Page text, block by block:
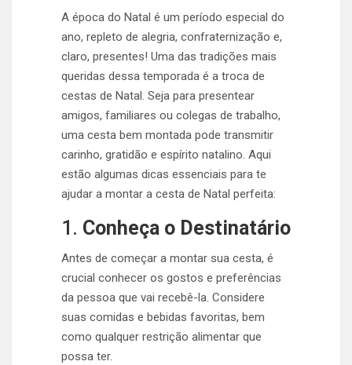
A época do Natal é um período especial do
ano, repleto de alegria, confraternização e,
claro, presentes! Uma das tradições mais
queridas dessa temporada é a troca de
cestas de Natal. Seja para presentear
amigos, familiares ou colegas de trabalho,
uma cesta bem montada pode transmitir
carinho, gratidão e espírito natalino. Aqui
estão algumas dicas essenciais para te
ajudar a montar a cesta de Natal perfeita:
1. Conheça o Destinatário
Antes de começar a montar sua cesta, é
crucial conhecer os gostos e preferências
da pessoa que vai recebê-la. Considere
suas comidas e bebidas favoritas, bem
como qualquer restrição alimentar que
possa ter.